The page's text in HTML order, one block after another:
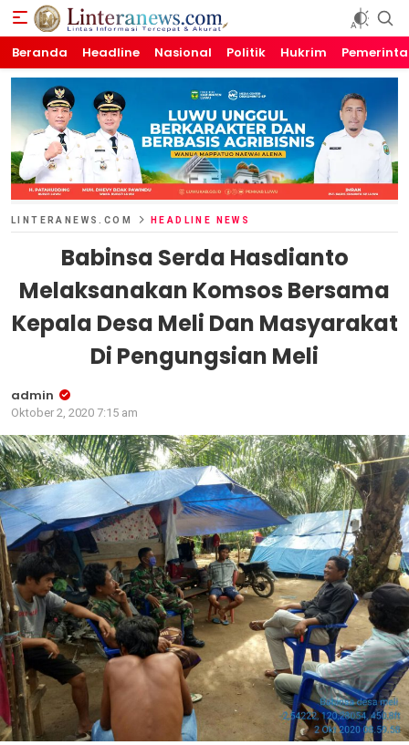
Linteranews.com
Lintas Informasi Tercepat dan Akurat
Beranda Headline Nasional Politik Hukrim
LINTERANEWS.COM HEADLINE NEWS
Babinsa Serda Hasdianto
Melaksanakan Komsos Bersama
Kepala Desa Meli Dan Masyarakat
Di Pengungsian Meli
admin
Oktober 2, 2020 7:15 am